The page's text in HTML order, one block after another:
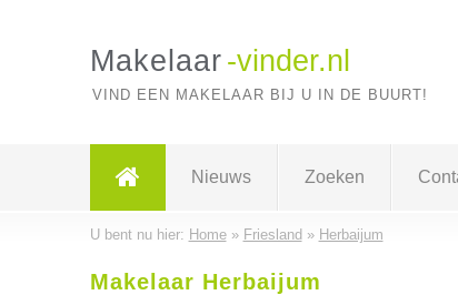
Makelaar -vinder.nl
VIND EEN MAKELAAR BIJ U IN DE BUURT!
Nieuws Zoeken
U bent nu hier: Home» Friesland » Herbaijum
Makelaar Herbaijum